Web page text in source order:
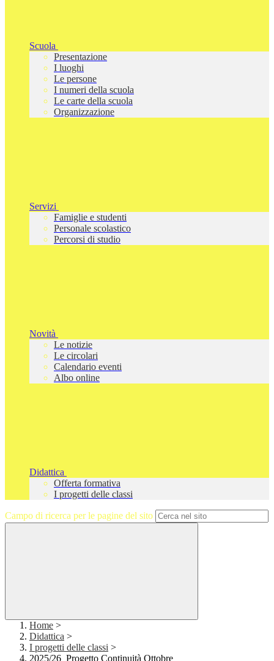
Scuola
Presentazione
I luoghi
Le persone
I numeri della scuola
Le carte della scuola
Organizzazione
Servizi
Famiglie e studenti
Personale scolastico
Percorsi di studio
Novità
Le notizie
Le circolari
Calendario eventi
Albo online
Didattica
Offerta formativa
I progetti delle classi
Campo di ricerca per le pagine del sito
Home >
Didattica >
I progetti delle classi >
2025/26_Progetto Continuità Ottobre